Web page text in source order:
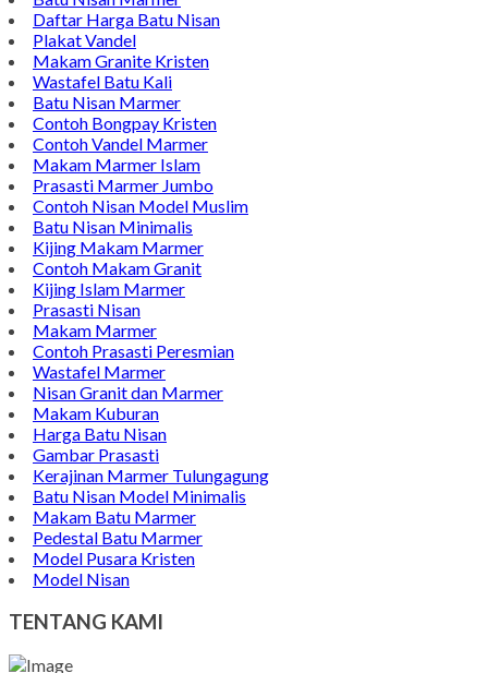
Daftar Harga Batu Nisan
Plakat Vandel
Makam Granite Kristen
Wastafel Batu Kali
Batu Nisan Marmer
Contoh Bongpay Kristen
Contoh Vandel Marmer
Makam Marmer Islam
Prasasti Marmer Jumbo
Contoh Nisan Model Muslim
Batu Nisan Minimalis
Kijing Makam Marmer
Contoh Makam Granit
Kijing Islam Marmer
Prasasti Nisan
Makam Marmer
Contoh Prasasti Peresmian
Wastafel Marmer
Nisan Granit dan Marmer
Makam Kuburan
Harga Batu Nisan
Gambar Prasasti
Kerajinan Marmer Tulungagung
Batu Nisan Model Minimalis
Makam Batu Marmer
Pedestal Batu Marmer
Model Pusara Kristen
Model Nisan
TENTANG KAMI